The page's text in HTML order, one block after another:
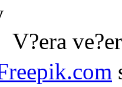
V?era